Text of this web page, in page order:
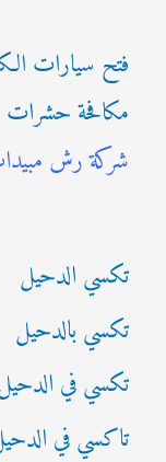
ح
ث
ع
:
فتح سيارات
مكافحة حشرات
شركة رش
تكسي الدحيل
تكسي بالدحيل
تكسي في
تاكسي في